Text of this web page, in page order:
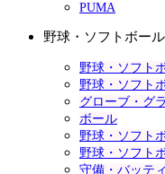
PUMA
野球・ソフトボール
野球・ソフト
野球・ソフト
グローブ・グ
ボール
野球・ソフト
野球・ソフト
守備・バッテ